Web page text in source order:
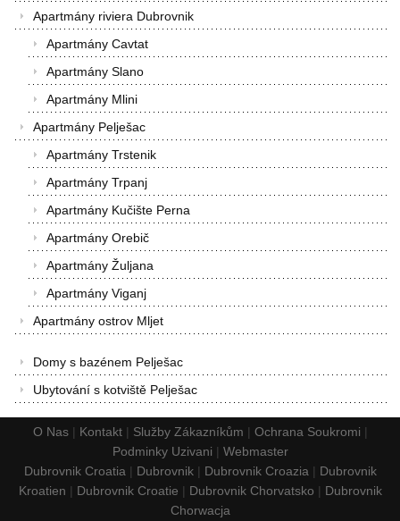
Apartmány riviera Dubrovnik
Apartmány Cavtat
Apartmány Slano
Apartmány Mlini
Apartmány Pelješac
Apartmány Trstenik
Apartmány Trpanj
Apartmány Kučište Perna
Apartmány Orebič
Apartmány Žuljana
Apartmány Viganj
Apartmány ostrov Mljet
Domy s bazénem Pelješac
Ubytování s kotviště Pelješac
O Nas| Kontakt| Služby Zákazníkům | Ochrana Soukromi |
Podminky Uzivani | Webmaster
Dubrovnik Croatia | Dubrovnik| Dubrovnik Croazia | Dubrovnik
Kroatien | Dubrovnik Croatie | Dubrovnik Chorvatsko | Dubrovnik
Chorwacja